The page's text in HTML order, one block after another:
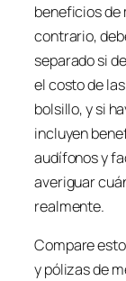
beneficios de
contrario,
separado si
el costo de
bolsillo, y si
incluyen
audífonos y
averiguar
realmente.
Compare
y pólizas de